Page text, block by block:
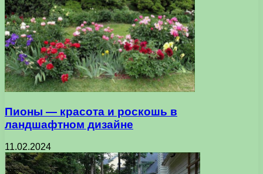
Пионы — красота и роскошь в
ландшафтном дизайне
11.02.2024